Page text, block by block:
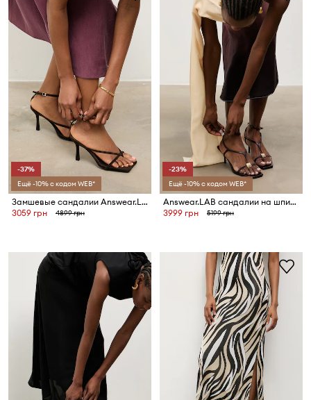
-37%
Ещё -10% с кодом WEB*
Замшевые сандалии Answear.LAB с коллекции Unscripted
3059 грн
4899 грн
-23%
Ещё -10% с кодом WEB*
Answear.LAB сандалии на шпильке кожаные
3999 грн
5199 грн